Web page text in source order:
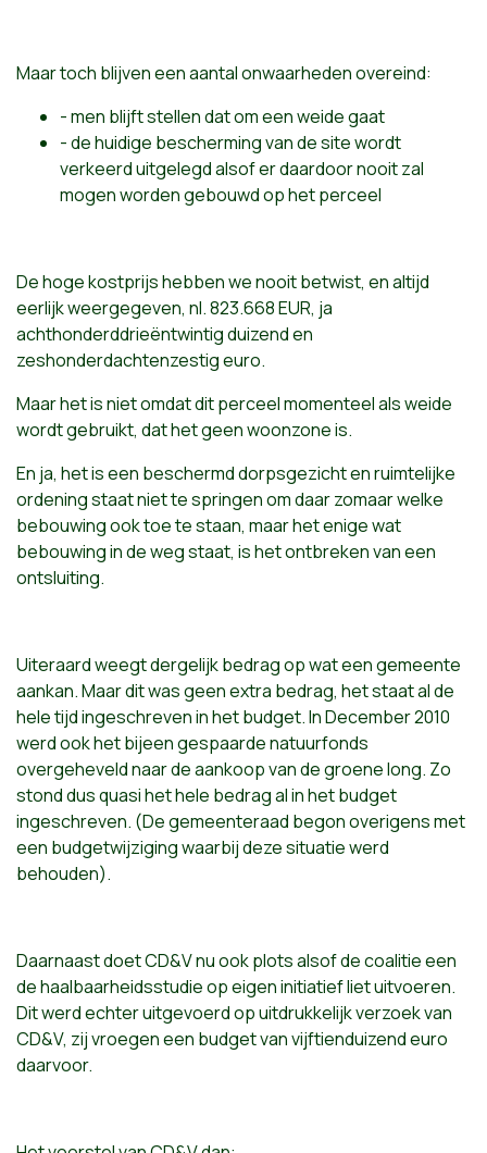
Maar toch blijven een aantal onwaarheden overeind:
- men blijft stellen dat om een weide gaat
- de huidige bescherming van de site wordt
verkeerd uitgelegd alsof er daardoor nooit zal
mogen worden gebouwd op het perceel
De hoge kostprijs hebben we nooit betwist, en altijd
eerlijk weergegeven, nl. 823.668 EUR, ja
achthonderddrieëntwintig duizend en
zeshonderdachtenzestig euro.
Maar het is niet omdat dit perceel momenteel als weide
wordt gebruikt, dat het geen woonzone is.
En ja, het is een beschermd dorpsgezicht en ruimtelijke
ordening staat niet te springen om daar zomaar welke
bebouwing ook toe te staan, maar het enige wat
bebouwing in de weg staat, is het ontbreken van een
ontsluiting.
Uiteraard weegt dergelijk bedrag op wat een gemeente
aankan. Maar dit was geen extra bedrag, het staat al de
hele tijd ingeschreven in het budget. In December 2010
werd ook het bijeen gespaarde natuurfonds
overgeheveld naar de aankoop van de groene long. Zo
stond dus quasi het hele bedrag al in het budget
ingeschreven. (De gemeenteraad begon overigens met
een budgetwijziging waarbij deze situatie werd
behouden).
Daarnaast doet CD&V nu ook plots alsof de coalitie een
de haalbaarheidsstudie op eigen initiatief liet uitvoeren.
Dit werd echter uitgevoerd op uitdrukkelijk verzoek van
CD&V, zij vroegen een budget van vijftienduizend euro
daarvoor.